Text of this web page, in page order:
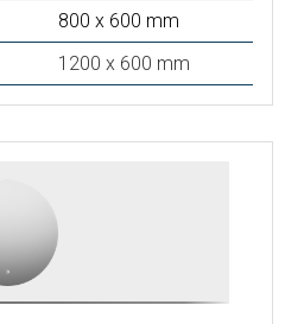
800 x 600 mm
1200 x 600 mm